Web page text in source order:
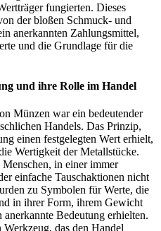
fungierten. Dieses
der bloßen Schmuck- und
anerkannten Zahlungsmittel,
und die Grundlage für die
und ihre Rolle im Handel
Münzen war ein bedeutender
Handels. Das Prinzip,
einen festgelegten Wert erhielt,
Wertigkeit der Metallstücke.
in einer immer
einfache Tauschaktionen nicht
zu Symbolen für Werte, die
in ihrer Form, ihrem Gewicht
Bedeutung erhielten.
das den Handel